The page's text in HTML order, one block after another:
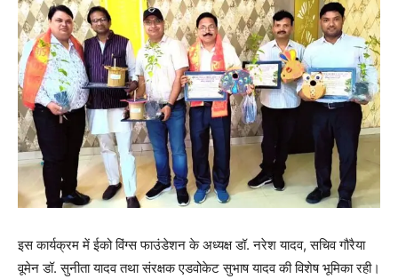
इस कार्यक्रम में ईको विंग्स फाउंडेशन के अध्यक्ष डॉ. नरेश यादव, सचिव गौरैया
वूमेन डॉ. सुनीता यादव तथा संरक्षक एडवोकेट सुभाष यादव की विशेष भूमिका रही।